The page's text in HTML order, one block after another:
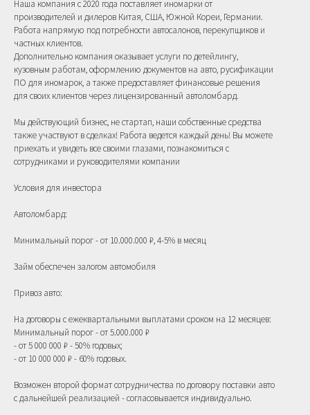
Наша компания с 2020 года поставляет иномарки от
производителей и дилеров Китая, США, Южной Кореи, Германии.
Работа напрямую под потребности автосалонов, перекупщиков и
частных клиентов.
Дополнительно компания оказывает услуги по детейлингу,
кузовным работам, оформлению документов на авто, русификации
ПО для иномарок, а также предоставляет финансовые решения
для своих клиентов через лицензированный автоломбард.
Мы действующий бизнес, не стартап, наши собственные средства
также участвуют в сделках! Работа ведется каждый день! Вы можете
приехать и увидеть все своими глазами, познакомиться с
сотрудниками и руководителями компании
Условия для инвестора
Автоломбард:
Минимальный порог - от 10.000.000 ₽, 4-5% в месяц
Займ обеспечен залогом автомобиля
Привоз авто:
На договоры с ежеквартальными выплатами сроком на 12 месяцев:
Минимальный порог - от 5.000.000 ₽
- от 5 000 000 ₽ - 50% годовых;
- от 10 000 000 ₽ - 60% годовых.
Возможен второй формат сотрудничества по договору поставки авто
с дальнейшей реализацией - согласовывается индивидуально.